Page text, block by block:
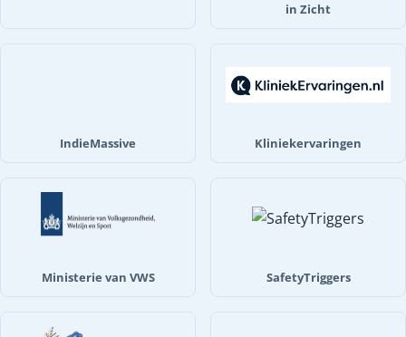
in Zicht
IndieMassive Kliniekervaringen
Ministerie van VWS SafetyTriggers